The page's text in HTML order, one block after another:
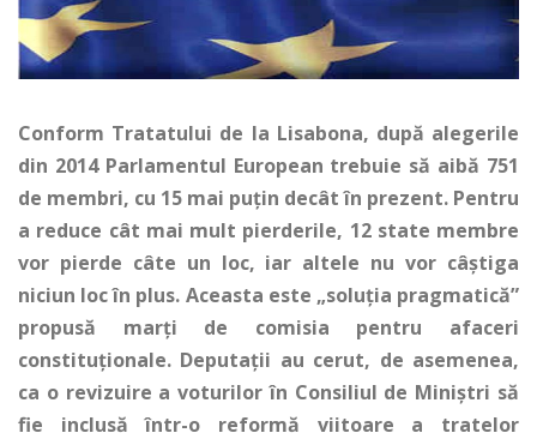
Conform Tratatului de la Lisabona, după alegerile
din 2014 Parlamentul European trebuie să aibă 751
de membri, cu 15 mai puțin decât în prezent. Pentru
a reduce cât mai mult pierderile, 12 state membre
vor pierde câte un loc, iar altele nu vor câștiga
niciun loc în plus. Aceasta este „soluția pragmatică”
propusă marți de comisia pentru afaceri
constituționale. Deputații au cerut, de asemenea,
ca o revizuire a voturilor în Consiliul de Miniștri să
fie inclusă într-o reformă viitoare a tratelor